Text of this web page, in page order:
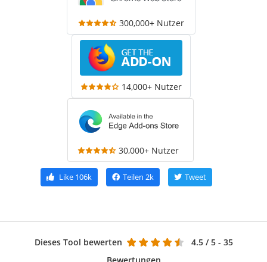
300,000+ Nutzer
14,000+ Nutzer
30,000+ Nutzer
Like 106k Teilen 2k Tweet
Dieses Tool bewerten 4.5 / 5 - 35